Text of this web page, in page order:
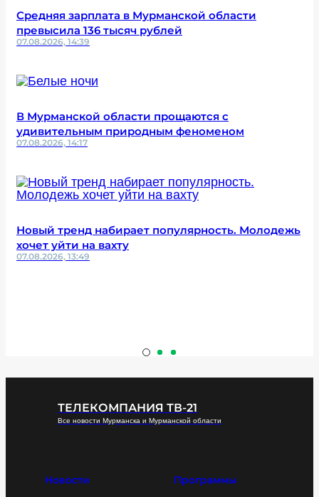
Средняя зарплата в Мурманской области
превысила 136 тысяч рублей
07.08.2026, 14:39
В Мурманской области прощаются с
удивительным природным феноменом
07.08.2026, 14:17
Новый тренд набирает популярность. Молодежь
хочет уйти на вахту
07.08.2026, 13:49
ТЕЛЕКОМПАНИЯ ТВ-21
Все новости Мурманска и Мурманской области
Новости Программы